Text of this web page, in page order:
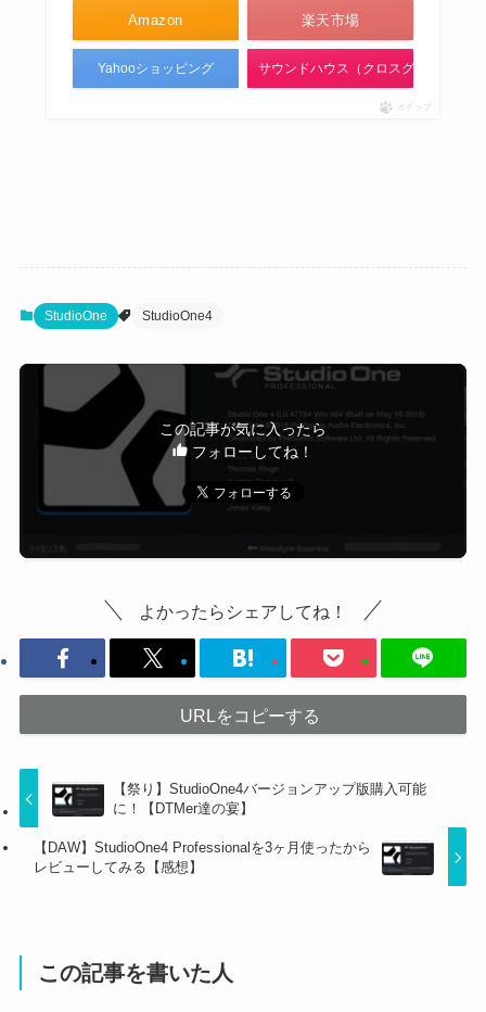
Amazon 楽天市場
Yahooショッピング サウンドハウス（クロスグレード版）
ポチップ
StudioOne StudioOne4
この記事が気に入ったら
フォローしてね！
よかったらシェアしてね！
URLをコピーする
【祭り】StudioOne4バージョンアップ版購入可能
に！【DTMer達の宴】
【DAW】StudioOne4 Professionalを3ヶ月使ったから
レビューしてみる【感想】
この記事を書いた人